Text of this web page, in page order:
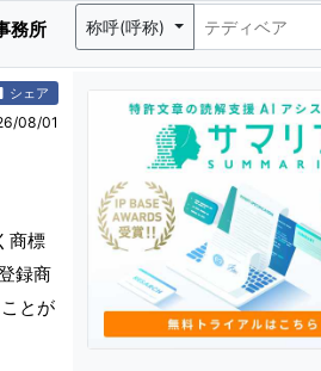
務所 称呼(呼称)
シェア
08/01
商標
録商
とが